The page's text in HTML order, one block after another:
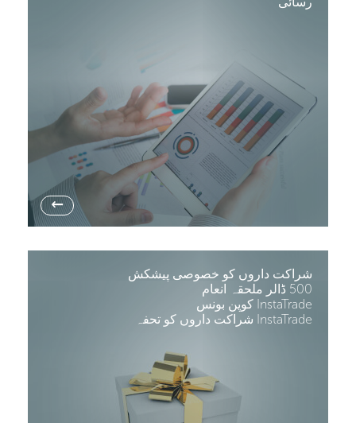
→
شراکت داروں کو خصوصی پیشکش
500 ڈالر ملحقہ انعام
InstaTrade کوپن بونس
InstaTrade شراکت داروں کو تحفہ